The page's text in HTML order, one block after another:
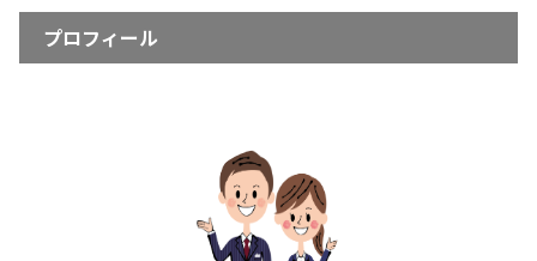
プロフィール